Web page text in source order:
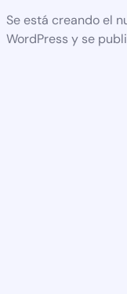
Se está creando el
WordPress y se